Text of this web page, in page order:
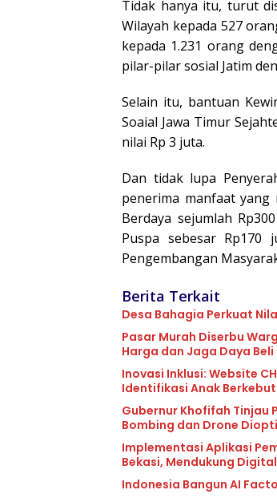
Tidak hanya itu, turut
Wilayah kepada 527
kepada 1.231 orang
pilar-pilar sosial Jatim
Selain itu, bantuan
Soaial Jawa Timur
nilai Rp 3 juta.
Dan tidak lupa
penerima manfaat yang
Berdaya sejumlah
Puspa sebesar
Pengembangan
Berita Terkait
Desa Bahagia Perkuat
Pasar Murah Diserbu
Harga dan Jaga Daya Beli
Inovasi Inklusi: Website
Identifikasi Anak
Gubernur Khofifah Tinjau
Bombing dan Drone
Implementasi Aplikasi
Bekasi, Mendukung
Indonesia Bangun AI